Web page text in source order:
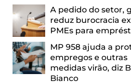
A pedido do setor,
reduz burocracia
PMEs para
MP 958 ajuda a
empregos e outras
medidas virão, diz
Bianco